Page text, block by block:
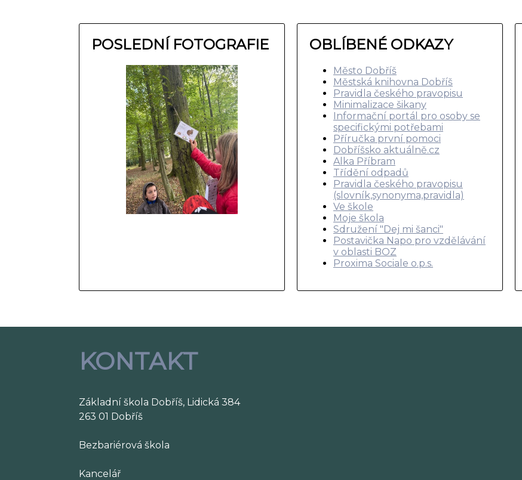
POSLEDNÍ FOTOGRAFIE OBLÍBENÉ ODKAZY
Město Dobříš
Městská knihovna Dobříš
Pravidla českého pravopisu
Minimalizace šikany
Informační portál pro osoby se
specifickými potřebami
Příručka první pomoci
Dobříšsko aktuálně.cz
Alka Příbram
Třídění odpadů
Pravidla českého pravopisu
(slovník,synonyma,pravidla)
Ve škole
Moje škola
Sdružení "Dej mi šanci"
Postavička Napo pro vzdělávání
v oblasti BOZ
Proxima Sociale o.p.s.
KONTAKT
Základní škola Dobříš, Lidická 384
263 01 Dobříš
Bezbariérová škola
Kancelář